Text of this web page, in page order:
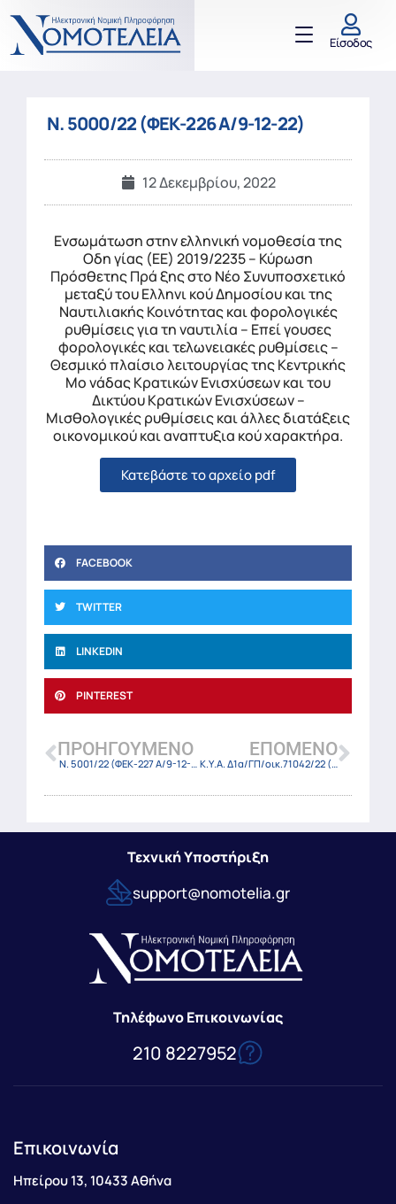
Είσοδος
Ν. 5000/22 (ΦΕΚ-226 Α/9-12-22)
12 Δεκεμβρίου, 2022
Ενσωμάτωση στην ελληνική νομοθεσία της
Οδη γίας (ΕΕ) 2019/2235 – Κύρωση
Πρόσθετης Πρά ξης στο Νέο Συνυποσχετικό
μεταξύ του Ελληνι κού Δημοσίου και της
Ναυτιλιακής Κοινότητας και φορολογικές
ρυθμίσεις για τη ναυτιλία – Επεί γουσες
φορολογικές και τελωνειακές ρυθμίσεις –
Θεσμικό πλαίσιο λειτουργίας της Κεντρικής
Μο νάδας Κρατικών Ενισχύσεων και του
Δικτύου Κρατικών Ενισχύσεων –
Μισθολογικές ρυθμίσεις και άλλες διατάξεις
οικονομικού και αναπτυξια κού χαρακτήρα.
Κατεβάστε το αρχείο pdf
FACEBOOK
TWITTER
LINKEDIN
PINTEREST
ΠΡΟΗΓΟΎΜΕΝΟ
Ν. 5001/22 (ΦΕΚ-227 Α/9-12-22)
ΕΠΌΜΕΝΟ
Κ.Υ.Α. Δ1α/ΓΠ/οικ.71042/22 (ΦΕΚ-6240 Β/9-12-22)
Τεχνική Υποστήριξη
support@nomotelia.gr
Τηλέφωνο Επικοινωνίας
210 8227952
Επικοινωνία
Ηπείρου 13, 10433 Αθήνα